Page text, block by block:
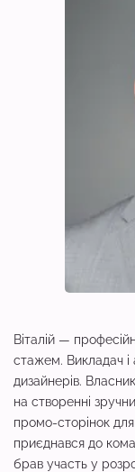
Віталій —
стажем. Викладач і
дизайнерів.
на створенні
промо-сторінок для
приєднався до
брав участь у